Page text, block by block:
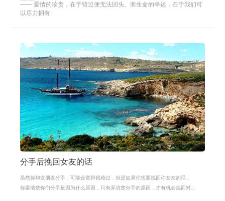
—— 爱情的珍贵，在于错过便无法回头。而生命的幸运，在于我们可
以尽力拥有
分手后挽回女友的话
虽然你和女朋友分手，可能会觉得很难过，但是如果你想要挽回你女友的话，
你要清楚你们分手是因为什么原因，只有弄清楚分手的原因，才有机会挽回对